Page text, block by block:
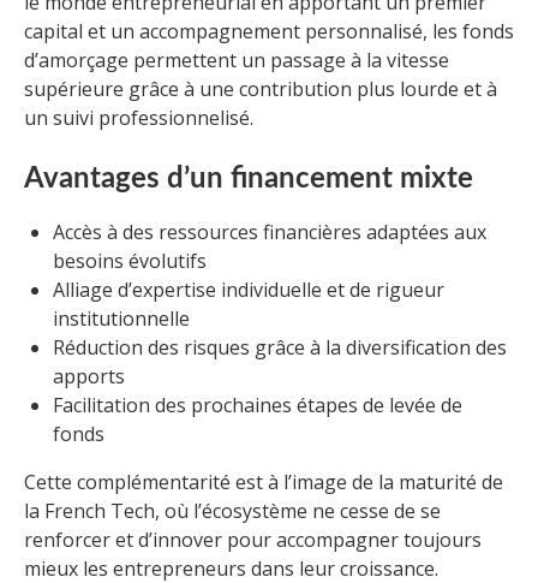
capital et un accompagnement personnalisé, les fonds
d’amorçage permettent un passage à la vitesse
supérieure grâce à une contribution plus lourde et à
un suivi professionnelisé.
Avantages d’un financement mixte
Accès à des ressources financières adaptées aux
besoins évolutifs
Alliage d’expertise individuelle et de rigueur
institutionnelle
Réduction des risques grâce à la diversification des
apports
Facilitation des prochaines étapes de levée de
fonds
Cette complémentarité est à l’image de la maturité de
la French Tech, où l’écosystème ne cesse de se
renforcer et d’innover pour accompagner toujours
mieux les entrepreneurs dans leur croissance.